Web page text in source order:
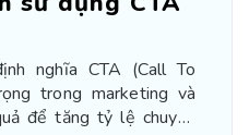
nghĩa CTA (Call To
trong marketing và
để tăng tỷ lệ chuyển